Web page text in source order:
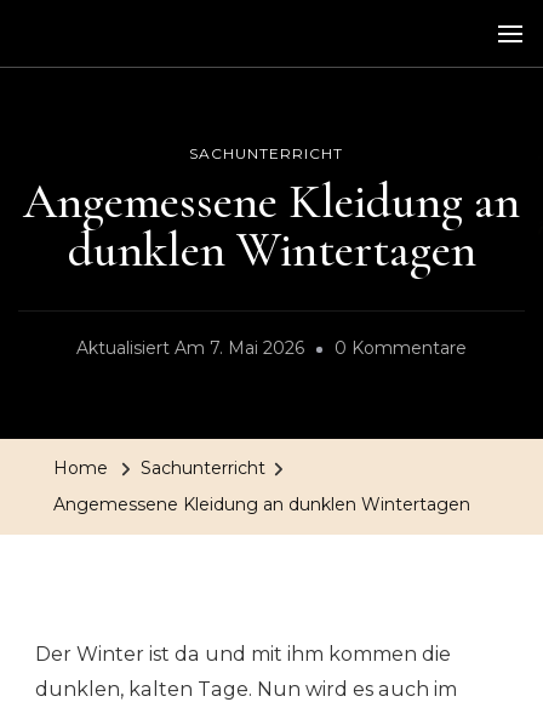
SACHUNTERRICHT
Angemessene Kleidung an
dunklen Wintertagen
Aktualisiert Am 7. Mai 2026 0 Kommentare
Home
Sachunterricht
Angemessene Kleidung an dunklen Wintertagen
Der Winter ist da und mit ihm kommen die
dunklen, kalten Tage. Nun wird es auch im